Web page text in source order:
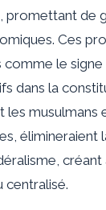
promettant de
Ces
le signe
dans la
les musulmans
élimineraient
créant
centralisé.